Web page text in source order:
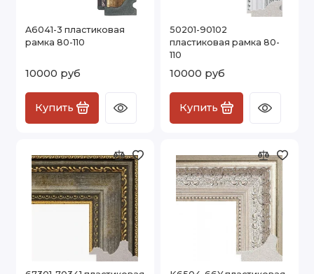
A6041-3 пластиковая
рамка 80-110
10000 руб
Купить
50201-90102
пластиковая рамка 80-
110
10000 руб
Купить